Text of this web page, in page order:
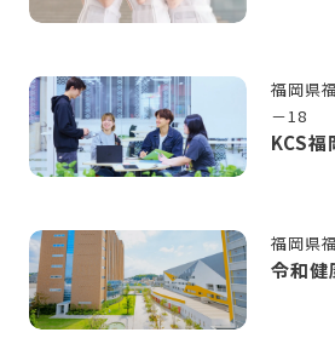
福岡県
－18
KCS福
福岡県
令和健